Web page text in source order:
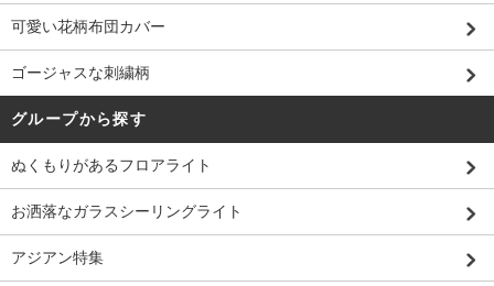
可愛い花柄布団カバー
ゴージャスな刺繍柄
グループから探す
ぬくもりがあるフロアライト
お洒落なガラスシーリングライト
アジアン特集